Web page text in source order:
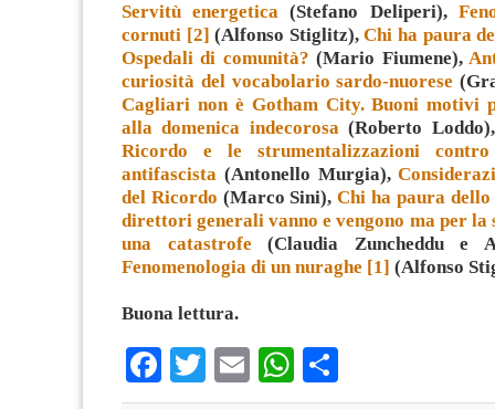
Servitù energetica (Stefano Deliperi),
cornuti [2] (Alfonso Stiglitz),Chi ha paura
Ospedali di comunità? (Mario Fiumene),
curiosità del vocabolario sardo-nuorese
Cagliari non è Gotham City. Buoni motivi
alla domenica indecorosa(Roberto
Ricordo e le strumentalizzazioni
antifascista (Antonello Murgia),
del Ricordo (Marco Sini),Chi ha paura dello
direttori generali vanno e vengono ma per la
una catastrofe (Claudia Zuncheddu e
Fenomenologia di un nuraghe [1] (Alfonso
Buona lettura.
Facebook
TwitterEmailWhatsApp